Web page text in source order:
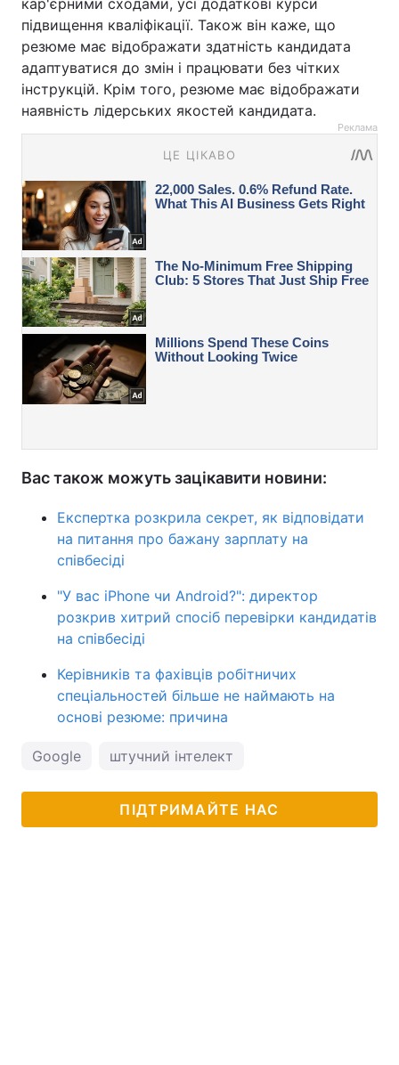
кар'єрними сходами, усі додаткові курси
підвищення кваліфікації. Також він каже, що
резюме має відображати здатність кандидата
адаптуватися до змін і працювати без чітких
інструкцій. Крім того, резюме має відображати
наявність лідерських якостей кандидата.
Реклама
Вас також можуть зацікавити новини:
Експертка розкрила секрет, як відповідати
на питання про бажану зарплату на
співбесіді
"У вас iPhone чи Android?": директор
розкрив хитрий спосіб перевірки кандидатів
на співбесіді
Керівників та фахівців робітничих
спеціальностей більше не наймають на
основі резюме: причина
Google штучний інтелект
ПІДТРИМАЙТЕ НАС